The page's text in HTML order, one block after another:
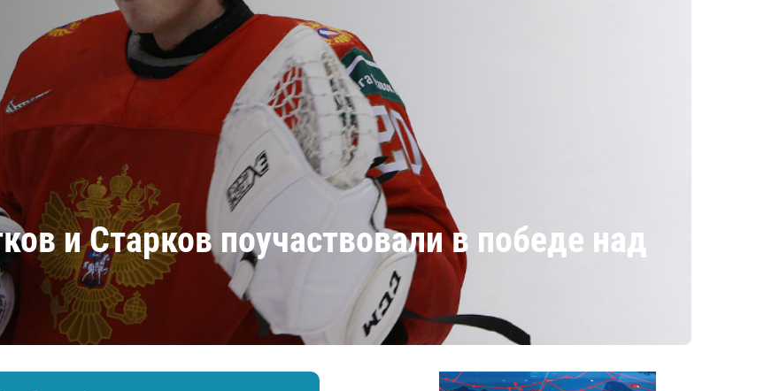
Барыс
Сибирь
и Старков поучаствовали в победе над